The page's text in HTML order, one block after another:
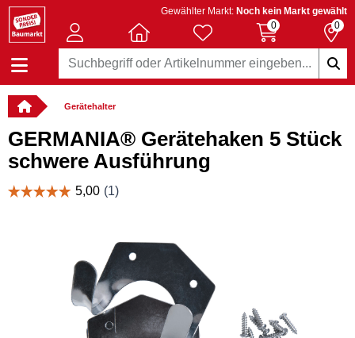
Gewählter Markt: Noch kein Markt gewählt
0
0
Gerätehalter
GERMANIA® Gerätehaken 5 Stück
schwere Ausführung